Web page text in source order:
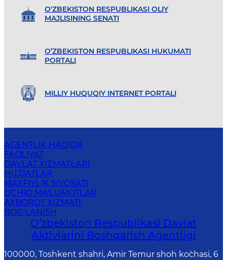
O'ZBEKISTON RESPUBLIKASI OLIY
MAJLISINING SENATI
O’ZBEKISTON RESPUBLIKASI HUKUMATI
PORTALI
MILLIY HUQUQIY INTERNET PORTALI
AGENTLIK HAQIDA
FAOLIYAT
DAVLAT XIZMATLARI
HUJJATLAR
MAXFIYLIK SIYOSATI
OCHIQ MA'LUMOTLAR
AXBOROT XIZMATI
BOG‘LANISH
Oʻzbekiston Respublikasi Davlat
Aktivlarini Boshqarish Agentligi
100000, Toshkent shahri, Amir Temur shoh ko`chasi, 6